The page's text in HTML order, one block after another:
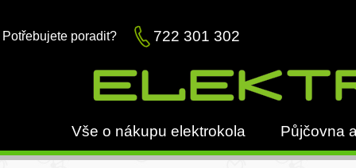
Potřebujete poradit? 722 301 302
Vše o nákupu elektrokola Půjčovna